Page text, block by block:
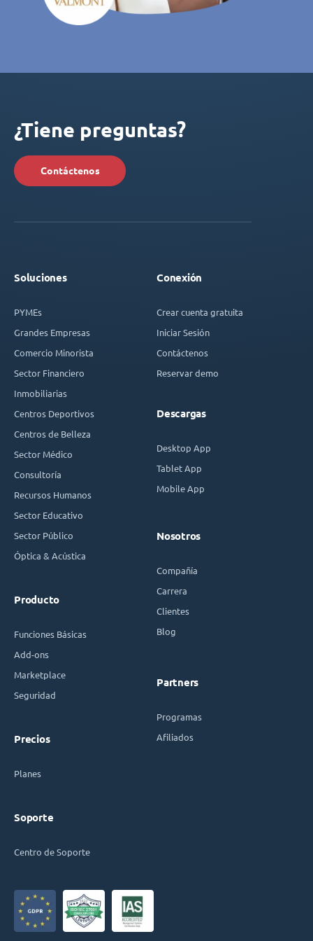
¿Tiene preguntas?
Contáctenos
Soluciones
PYMEs
Grandes Empresas
Comercio Minorista
Sector Financiero
Inmobiliarias
Centros Deportivos
Centros de Belleza
Sector Médico
Consultoría
Recursos Humanos
Sector Educativo
Sector Público
Óptica & Acústica
Producto
Funciones Básicas
Add-ons
Marketplace
Seguridad
Precios
Planes
Soporte
Centro de Soporte
Conexión
Crear cuenta gratuita
Iniciar Sesión
Contáctenos
Reservar demo
Descargas
Desktop App
Tablet App
Mobile App
Nosotros
Compañía
Carrera
Clientes
Blog
Partners
Programas
Afiliados